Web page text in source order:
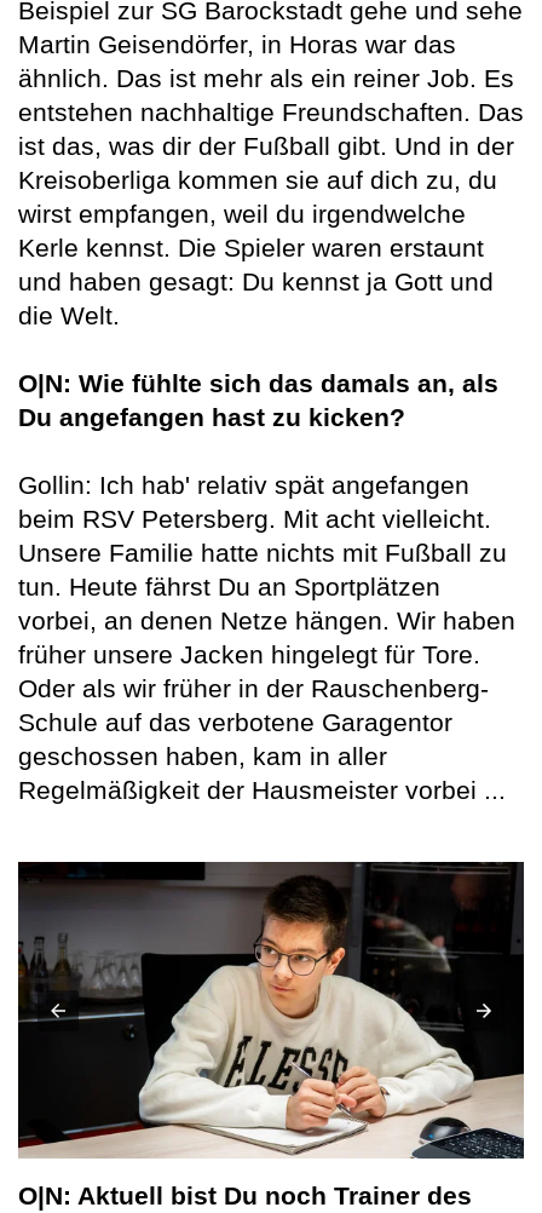
Beispiel zur SG Barockstadt gehe und sehe
Martin Geisendörfer, in Horas war das
ähnlich. Das ist mehr als ein reiner Job. Es
entstehen nachhaltige Freundschaften. Das
ist das, was dir der Fußball gibt. Und in der
Kreisoberliga kommen sie auf dich zu, du
wirst empfangen, weil du irgendwelche
Kerle kennst. Die Spieler waren erstaunt
und haben gesagt: Du kennst ja Gott und
die Welt.
O|N: Wie fühlte sich das damals an, als
Du angefangen hast zu kicken?
Gollin: Ich hab' relativ spät angefangen
beim RSV Petersberg. Mit acht vielleicht.
Unsere Familie hatte nichts mit Fußball zu
tun. Heute fährst Du an Sportplätzen
vorbei, an denen Netze hängen. Wir haben
früher unsere Jacken hingelegt für Tore.
Oder als wir früher in der Rauschenberg-
Schule auf das verbotene Garagentor
geschossen haben, kam in aller
Regelmäßigkeit der Hausmeister vorbei ...
O|N: Aktuell bist Du noch Trainer des